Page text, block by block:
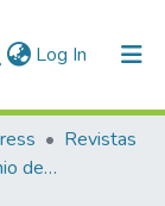
Log In (current)
Revistas
Número 17, 25 de junio de 1940